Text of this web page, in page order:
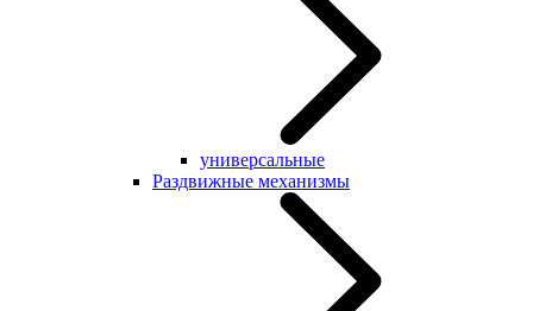
универсальные
Раздвижные механизмы